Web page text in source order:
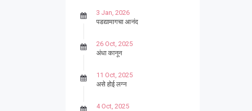
3 Jan, 2026
पडद्यामागचा आनंद
26 Oct, 2025
अंधा कानून
11 Oct, 2025
असे होई लग्न
4 Oct, 2025